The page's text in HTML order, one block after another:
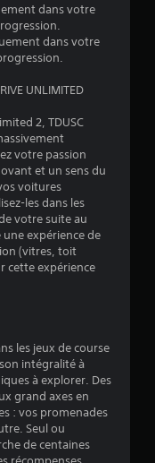
e
s
s
u
r
5
(
a
v
i
dans votre
dans votre
UNLIMITED
2, TDUSC
votre passion
et un sens du
voitures
les dans les
votre suite au
expérience de
(vitres, toit
cette expérience
les jeux de course
intégralité à
à explorer. Des
grand axes en
: vos promenades
Seul ou
de centaines